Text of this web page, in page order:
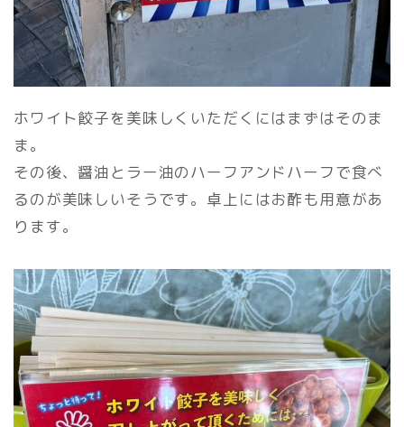
ホワイト餃子を美味しくいただくにはまずはそのま
ま。
その後、醤油とラー油のハーフアンドハーフで食べ
るのが美味しいそうです。卓上にはお酢も用意があ
ります。